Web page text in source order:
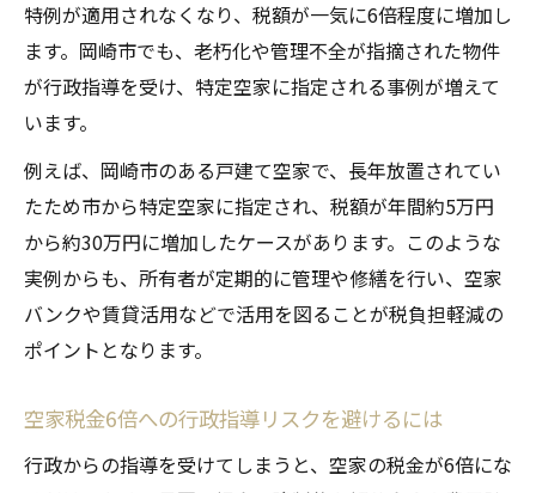
特例が適用されなくなり、税額が一気に6倍程度に増加し
ます。岡崎市でも、老朽化や管理不全が指摘された物件
が行政指導を受け、特定空家に指定される事例が増えて
います。
例えば、岡崎市のある戸建て空家で、長年放置されてい
たため市から特定空家に指定され、税額が年間約5万円
から約30万円に増加したケースがあります。このような
実例からも、所有者が定期的に管理や修繕を行い、空家
バンクや賃貸活用などで活用を図ることが税負担軽減の
ポイントとなります。
空家税金6倍への行政指導リスクを避けるには
行政からの指導を受けてしまうと、空家の税金が6倍にな